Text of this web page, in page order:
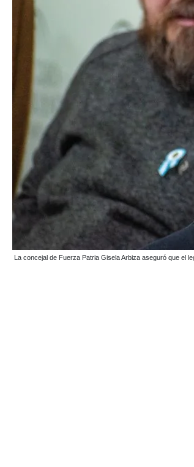
La concejal de Fuerza Patria Gisela Arbiza aseguró que el